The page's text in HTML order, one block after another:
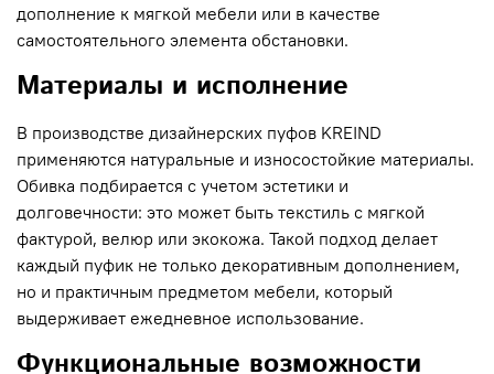
дополнение к мягкой мебели или в качестве
самостоятельного элемента обстановки.
Материалы и исполнение
В производстве дизайнерских пуфов KREIND
применяются натуральные и износостойкие материалы.
Обивка подбирается с учетом эстетики и
долговечности: это может быть текстиль с мягкой
фактурой, велюр или экокожа. Такой подход делает
каждый пуфик не только декоративным дополнением,
но и практичным предметом мебели, который
выдерживает ежедневное использование.
Функциональные возможности